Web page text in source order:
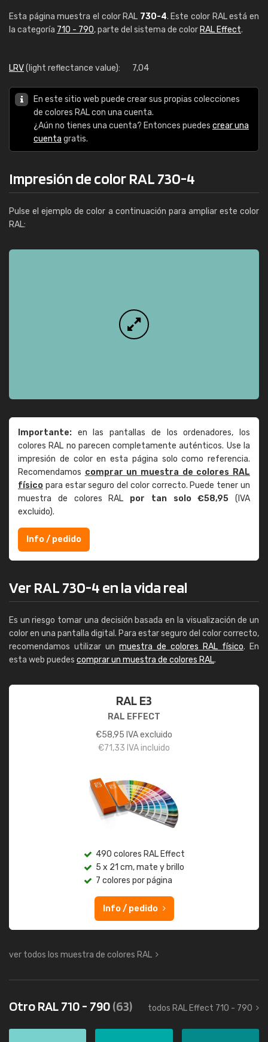
Esta página muestra el color RAL 730-4. Este color RAL está en
la categoría 710 - 790, parte del sistema de color RAL Effect.
LRV(light reflectance value): 7,04
En este sitio web puede crear sus propias colecciones
de colores RAL con una cuenta.
¿Aún no tienes una cuenta? Entonces puedes crear una
cuenta gratis.
Impresión de color RAL 730-4
Pulse el ejemplo de color a continuación para ampliar este color
RAL:
Importante: en las pantallas de los ordenadores, los
colores RAL no parecen completamente auténticos. Use la
impresión de color en esta página solo como referencia.
Recomendamos comprar un muestra de colores RAL
físico para estar seguro del color correcto. Puede tener un
muestra de colores RAL por tan solo €58,95 (IVA
excluido).
Info / pedido
Ver RAL 730-4 en la vida real
Es un riesgo tomar una decisión basada en la visualización de un
color en una pantalla digital. Para estar seguro del color correcto,
recomendamos utilizar un muestra de colores RAL físico. En
esta web puedes comprar un muestra de colores RAL.
RAL E3
RAL EFFECT
€58,95 IVA excluido
€71,33 IVA incluido
490 colores RAL Effect
5 x 21 cm, mate y brillo
7 colores por página
Info / pedido
ver todos los muestra de colores RAL
Otro RAL 710 - 790(63) todos RAL Effect 710 - 790